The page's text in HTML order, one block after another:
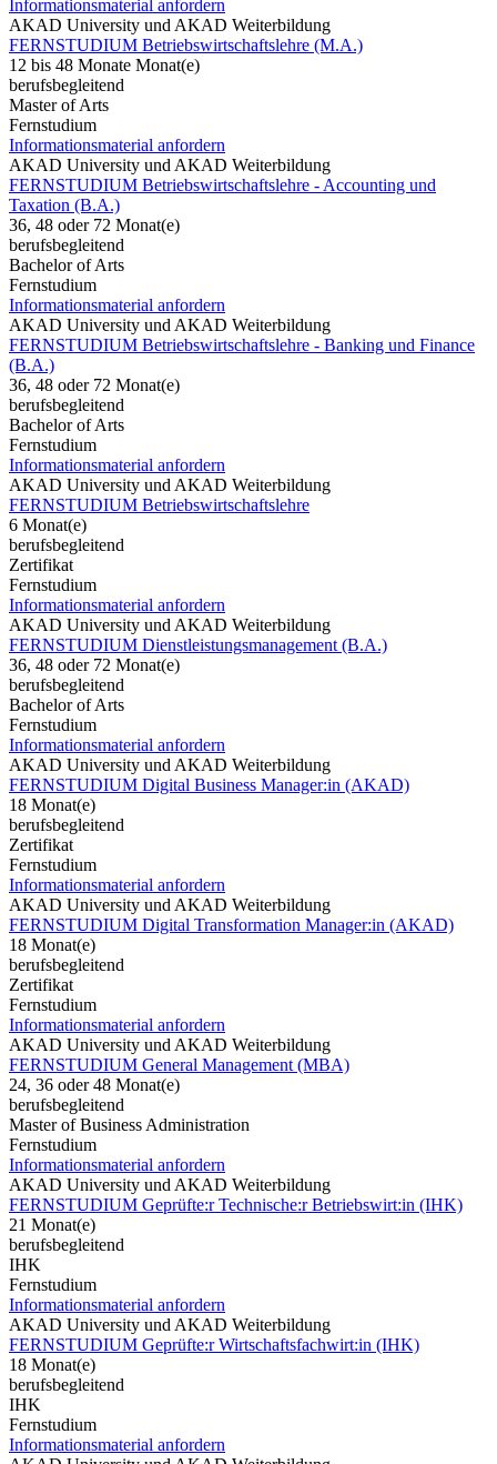
Informationsmaterial anfordern
AKAD University und AKAD Weiterbildung
FERNSTUDIUM Betriebswirtschaftslehre (M.A.)
12 bis 48 Monate Monat(e)
berufsbegleitend
Master of Arts
Fernstudium
Informationsmaterial anfordern
AKAD University und AKAD Weiterbildung
FERNSTUDIUM Betriebswirtschaftslehre - Accounting und
Taxation (B.A.)
36, 48 oder 72 Monat(e)
berufsbegleitend
Bachelor of Arts
Fernstudium
Informationsmaterial anfordern
AKAD University und AKAD Weiterbildung
FERNSTUDIUM Betriebswirtschaftslehre - Banking und Finance
(B.A.)
36, 48 oder 72 Monat(e)
berufsbegleitend
Bachelor of Arts
Fernstudium
Informationsmaterial anfordern
AKAD University und AKAD Weiterbildung
FERNSTUDIUM Betriebswirtschaftslehre
6 Monat(e)
berufsbegleitend
Zertifikat
Fernstudium
Informationsmaterial anfordern
AKAD University und AKAD Weiterbildung
FERNSTUDIUM Dienstleistungsmanagement (B.A.)
36, 48 oder 72 Monat(e)
berufsbegleitend
Bachelor of Arts
Fernstudium
Informationsmaterial anfordern
AKAD University und AKAD Weiterbildung
FERNSTUDIUM Digital Business Manager:in (AKAD)
18 Monat(e)
berufsbegleitend
Zertifikat
Fernstudium
Informationsmaterial anfordern
AKAD University und AKAD Weiterbildung
FERNSTUDIUM Digital Transformation Manager:in (AKAD)
18 Monat(e)
berufsbegleitend
Zertifikat
Fernstudium
Informationsmaterial anfordern
AKAD University und AKAD Weiterbildung
FERNSTUDIUM General Management (MBA)
24, 36 oder 48 Monat(e)
berufsbegleitend
Master of Business Administration
Fernstudium
Informationsmaterial anfordern
AKAD University und AKAD Weiterbildung
FERNSTUDIUM Geprüfte:r Technische:r Betriebswirt:in (IHK)
21 Monat(e)
berufsbegleitend
IHK
Fernstudium
Informationsmaterial anfordern
AKAD University und AKAD Weiterbildung
FERNSTUDIUM Geprüfte:r Wirtschaftsfachwirt:in (IHK)
18 Monat(e)
berufsbegleitend
IHK
Fernstudium
Informationsmaterial anfordern